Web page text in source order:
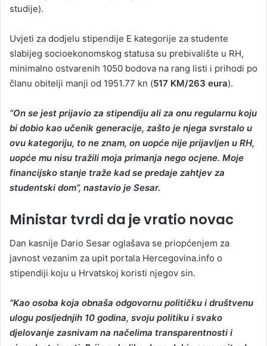
studije).
Uvjeti za dodjelu stipendije E kategorije za studente
slabijeg socioekonomskog statusa su prebivalište u RH,
minimalno ostvarenih 1050 bodova na rang listi i prihodi po
članu obitelji manji od 1951.77 kn (517 KM/263 eura).
“On se jest prijavio za stipendiju ali za onu regularnu koju
bi dobio kao učenik generacije, zašto je njega svrstalo u
ovu kategoriju, to ne znam, on uopće nije prijavljen u RH,
uopće mu nisu tražili moja primanja nego ocjene. Moje
financijsko stanje traže kad se predaje zahtjev za
studentski dom”, nastavio je Sesar.
Ministar tvrdi da je vratio novac
Dan kasnije Dario Sesar oglašava se priopćenjem za
javnost vezanim za upit portala Hercegovina.info o
stipendiji koju u Hrvatskoj koristi njegov sin.
“Kao osoba koja obnaša odgovornu političku i društvenu
ulogu posljednjih 10 godina, svoju politiku i svako
djelovanje zasnivam na načelima transparentnosti i